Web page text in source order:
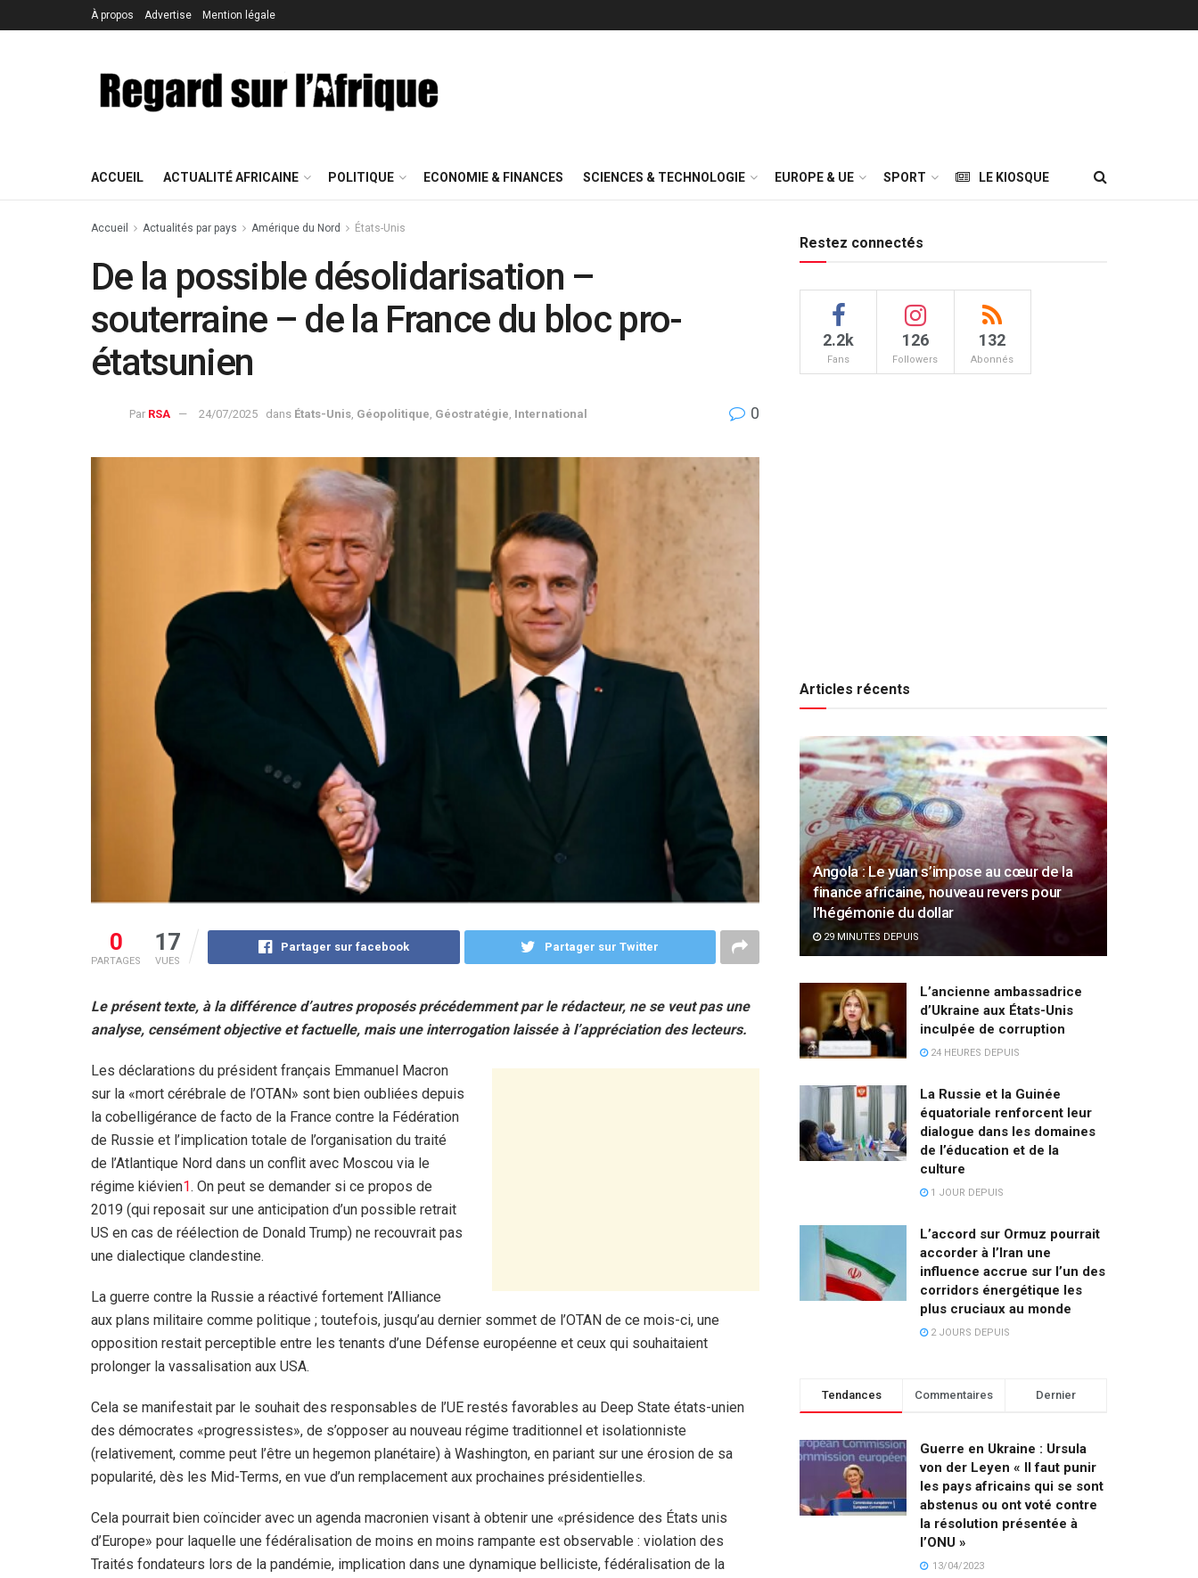
À propos Advertise Mention légale
ACCUEIL ACTUALITÉ AFRICAINE POLITIQUE ECONOMIE & FINANCES SCIENCES & TECHNOLOGIE EUROPE & UE SPORT LE KIOSQUE
Accueil Actualités par pays Amérique du Nord États-Unis
De la possible désolidarisation –
souterraine – de la France du bloc pro-
étatsunien
Par RSA 24/07/2025 dans États-Unis Géopolitique Géostratégie International 0
0
PARTAGES
17
VUES
Partager sur facebook Partager sur Twitter
Le présent texte, à la différence d’autres proposés précédemment par le rédacteur, ne se veut pas une
analyse, censément objective et factuelle, mais une interrogation laissée à l’appréciation des lecteurs.
Les déclarations du président français Emmanuel Macron
sur la «mort cérébrale de l’OTAN» sont bien oubliées depuis
la cobelligérance de facto de la France contre la Fédération
de Russie et l’implication totale de l’organisation du traité
de l’Atlantique Nord dans un conflit avec Moscou via le
régime kiévien1. On peut se demander si ce propos de
2019 (qui reposait sur une anticipation d’un possible retrait
US en cas de réélection de Donald Trump) ne recouvrait pas
une dialectique clandestine.
La guerre contre la Russie a réactivé fortement l’Alliance
aux plans militaire comme politique ; toutefois, jusqu’au dernier sommet de l’OTAN de ce mois-ci, une
opposition restait perceptible entre les tenants d’une Défense européenne et ceux qui souhaitaient
prolonger la vassalisation aux USA.
Cela se manifestait par le souhait des responsables de l’UE restés favorables au Deep State états-unien
des démocrates «progressistes», de s’opposer au nouveau régime traditionnel et isolationniste
(relativement, comme peut l’être un hegemon planétaire) à Washington, en pariant sur une érosion de sa
popularité, dès les Mid-Terms, en vue d’un remplacement aux prochaines présidentielles.
Cela pourrait bien coïncider avec un agenda macronien visant à obtenir une «présidence des États unis
d’Europe» pour laquelle une fédéralisation de moins en moins rampante est observable : violation des
Traités fondateurs lors de la pandémie, implication dans une dynamique belliciste, fédéralisation de la
Restez connectés
2.2k
Fans
126
Followers
132
Abonnés
Articles récents
Angola : Le yuan s’impose au cœur de la
finance africaine, nouveau revers pour
l’hégémonie du dollar
29 MINUTES DEPUIS
L’ancienne ambassadrice
d’Ukraine aux États-Unis
inculpée de corruption
24 HEURES DEPUIS
La Russie et la Guinée
équatoriale renforcent leur
dialogue dans les domaines
de l’éducation et de la
culture
1 JOUR DEPUIS
L’accord sur Ormuz pourrait
accorder à l’Iran une
influence accrue sur l’un des
corridors énergétique les
plus cruciaux au monde
2 JOURS DEPUIS
Tendances Commentaires Dernier
Guerre en Ukraine : Ursula
von der Leyen « Il faut punir
les pays africains qui se sont
abstenus ou ont voté contre
la résolution présentée à
l’ONU »
13/04/2023